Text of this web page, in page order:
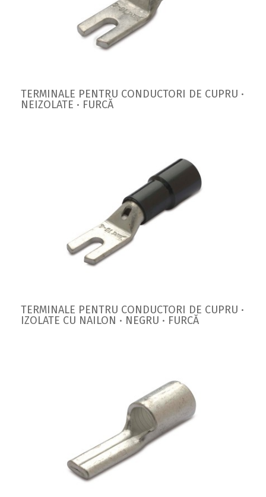
TERMINALE PENTRU CONDUCTORI DE CUPRU ·
NEIZOLATE · FURCĂ
TERMINALE PENTRU CONDUCTORI DE CUPRU ·
IZOLATE CU NAILON · NEGRU · FURCĂ